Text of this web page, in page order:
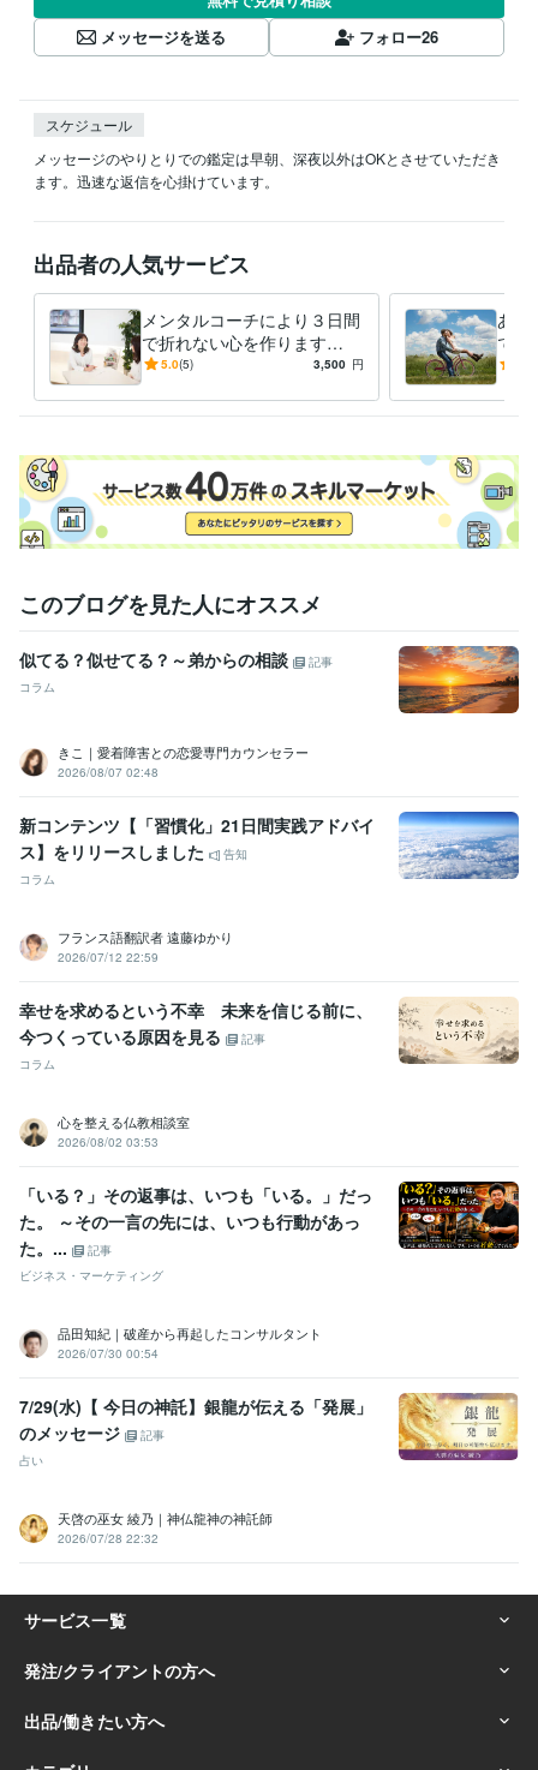
メッセージを送る
フォロー26
スケジュール
メッセージのやりとりでの鑑定は早朝、深夜以外はOKとさせていただき
ます。迅速な返信を心掛けています。
出品者の人気サービス
メンタルコーチにより３日間
で折れない心を作ります
【本当に変わりたい人限定】
けます。
5.0(5) 3,500 円
あな
で解
ゴー
このブログを見た人にオススメ
似てる？似せてる？～弟からの相談
記事
コラム
きこ｜愛着障害との恋愛専門カウンセラー
2026/08/07 02:48
新コンテンツ【「習慣化」21日間実践アドバイ
ス】をリリースしました
告知
コラム
フランス語翻訳者 遠藤ゆかり
2026/07/12 22:59
幸せを求めるという不幸 未来を信じる前に、
今つくっている原因を見る
記事
コラム
心を整える仏教相談室
2026/08/02 03:53
「いる？」その返事は、いつも「いる。」だっ
た。 ～その一言の先には、いつも行動があっ
た。...
記事
ビジネス・マーケティング
品田知紀｜破産から再起したコンサルタント
2026/07/30 00:54
7/29(水)【 今日の神託】銀龍が伝える「発展」
のメッセージ
記事
占い
天啓の巫女 綾乃｜神仏龍神の神託師
2026/07/28 22:32